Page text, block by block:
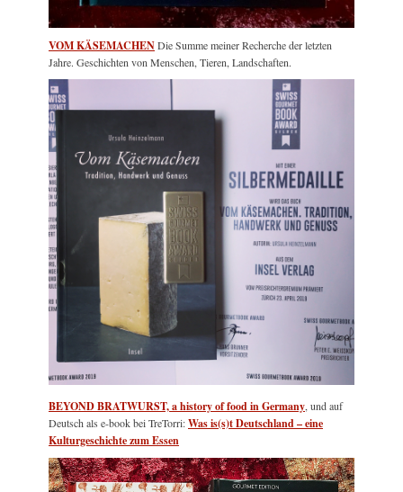
VOM KÄSEMACHENDie Summe meiner Recherche der letzten
Jahre. Geschichten von Menschen, Tieren, Landschaften.
BEYOND BRATWURST, a history of food in Germany, und auf
Deutsch als e-book bei TreTorri:Was is(s)t Deutschland – eine
Kulturgeschichte zum Essen